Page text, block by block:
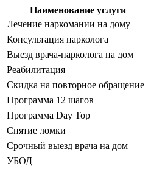
Наименование услуги
Лечение наркомании на дому
Консультация нарколога
Выезд врача-нарколога на дом
Реабилитация
Скидка на повторное обращение
Программа 12 шагов
Программа Day Top
Снятие ломки
Срочный выезд врача на дом
УБОД